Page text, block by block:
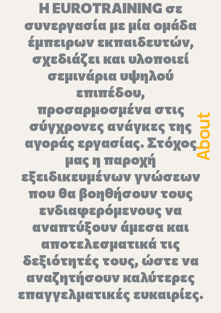
H EUROTRAINING σε
συνεργασία με μία ομάδα
έμπειρων εκπαιδευτών,
σχεδιάζει και υλοποιεί
σεμινάρια υψηλού
επιπέδου,
προσαρμοσμένα στις
σύγχρονες ανάγκες της
αγοράς εργασίας. Στόχος
μας η παροχή
εξειδικευμένων γνώσεων
που θα βοηθήσουν τους
ενδιαφερόμενους να
αναπτύξουν άμεσα και
αποτελεσματικά τις
δεξιότητές τους, ώστε να
αναζητήσουν καλύτερες
επαγγελματικές ευκαιρίες.
About